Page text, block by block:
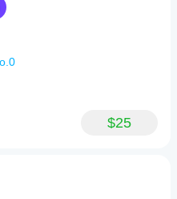
, искам о компенсации
на всех платформах,
кодекс. Нет
$25